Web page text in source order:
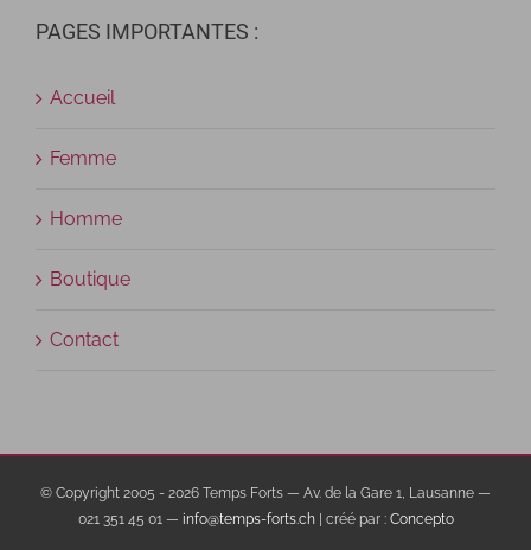
PAGES IMPORTANTES :
Accueil
Femme
Homme
Boutique
Contact
© Copyright 2005 - 2026 Temps Forts — Av. de la Gare 1, Lausanne —
021 351 45 01 — info@temps-forts.ch| créé par : Concepto